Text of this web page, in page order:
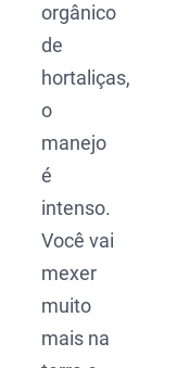
orgânico
de
hortaliças,
o
manejo
é
intenso.
Você vai
mexer
muito
mais na